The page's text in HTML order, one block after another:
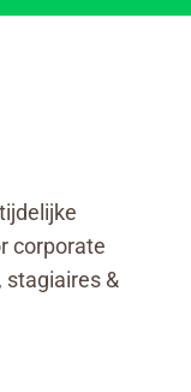
corporate
stagiaires &